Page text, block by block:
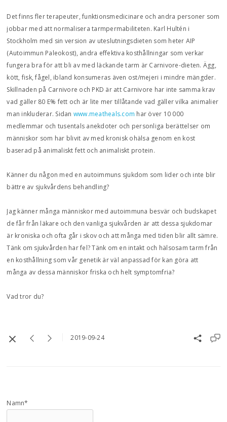
Det finns fler terapeuter, funktionsmedicinare och andra personer som
jobbar med att normalisera tarmpermabiliteten. Karl Hultén i
Stockholm med sin version av uteslutningsdieten som heter AIP
(Autoimmun Paleokost), andra effektiva kosthållningar som verkar
fungera bra för att bli av med läckande tarm är Carnivore-dieten. Ägg,
kött, fisk, fågel, ibland konsumeras även ost/mejeri i mindre mängder.
Skillnaden på Carnivore och PKD är att Carnivore har inte samma krav
vad gäller 80 E% fett och är lite mer tillåtande vad gäller vilka animalier
man inkluderar. Sidan www.meatheals.com har över 10 000
medlemmar och tusentals anekdoter och personliga berättelser om
människor som har blivit av med kronisk ohälsa genom en kost
baserad på animaliskt fett och animaliskt protein.
Känner du någon med en autoimmuns sjukdom som lider och inte blir
bättre av sjukvårdens behandling?
Jag känner många människor med autoimmuna besvär och budskapet
de får från läkare och den vanliga sjukvården är att dessa sjukdomar
är kroniska och ofta går i skov och att många med tiden blir allt sämre.
Tänk om sjukvården har fel? Tänk om en intakt och hälsosam tarm från
en kosthållning som vår genetik är väl anpassad för kan göra att
många av dessa människor friska och helt symptomfria?
Vad tror du?
2019-09-24
Namn*